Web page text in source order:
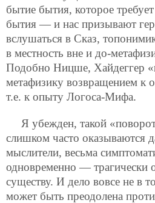
бытие бытия, которое
бытия — и нас призывают
вслушаться в Сказ,
в местность вне и до-
Подобно Ницше, Хайдеггер
метафизику возвращением к
т.е. к опыту Логоса-Мифа.
Я убежден, такой
слишком часто оказываются
мыслители, весьма
одновременно — трагически
существу. И дело вовсе не в
может быть преодолена